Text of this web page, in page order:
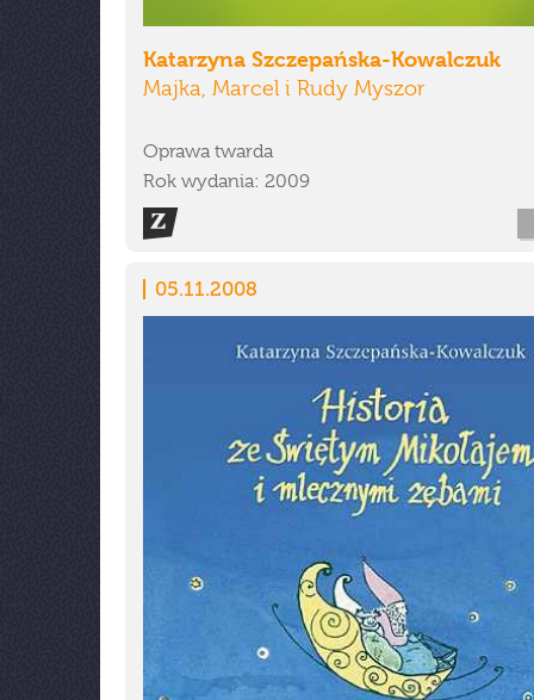
Katarzyna Szczepańska-Kowalczuk
Majka, Marcel i Rudy Myszor
Oprawa twarda
Rok wydania: 2009
05.11.2008